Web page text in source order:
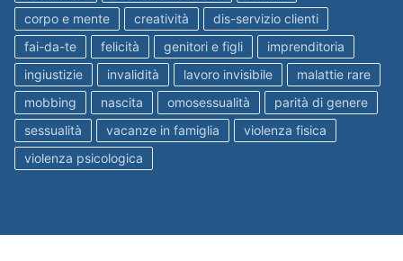
corpo e mente
creatività
dis-servizio clienti
fai-da-te
felicità genitori e figli
imprenditoria
ingiustizie
invalidità lavoro invisibile
malattie rare
mobbing
nascita omosessualità
parità di genere
sessualità
vacanze in famiglia
violenza fisica
violenza psicologica